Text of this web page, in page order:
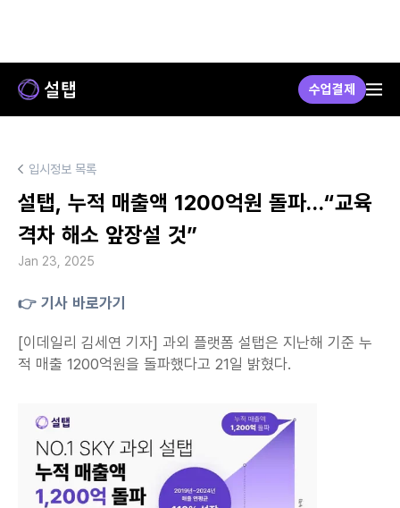
수업결제
입시정보 목록
설탭, 누적 매출액 1200억원 돌파…“교육
격차 해소 앞장설 것”
Jan 23, 2025
👉 기사 바로가기
[이데일리 김세연 기자] 과외 플랫폼 설탭은 지난해 기준 누
적 매출 1200억원을 돌파했다고 21일 밝혔다.